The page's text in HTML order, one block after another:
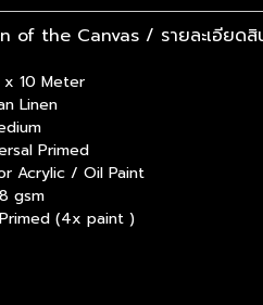
of the Canvas / รายละเอียดสิ
10 Meter
Linen
Primed
Acrylic / Oil Paint
gsm
(4x paint )